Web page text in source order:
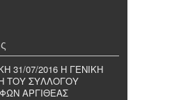
31/07/2016 Η ΓΕΝΙΚΗ
ΤΟΥ ΣΥΛΛΟΓΟΥ
ΑΡΓΙΘΕΑΣ